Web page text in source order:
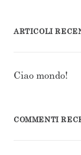
ARTICOLI
Ciao mondo!
COMMENTI